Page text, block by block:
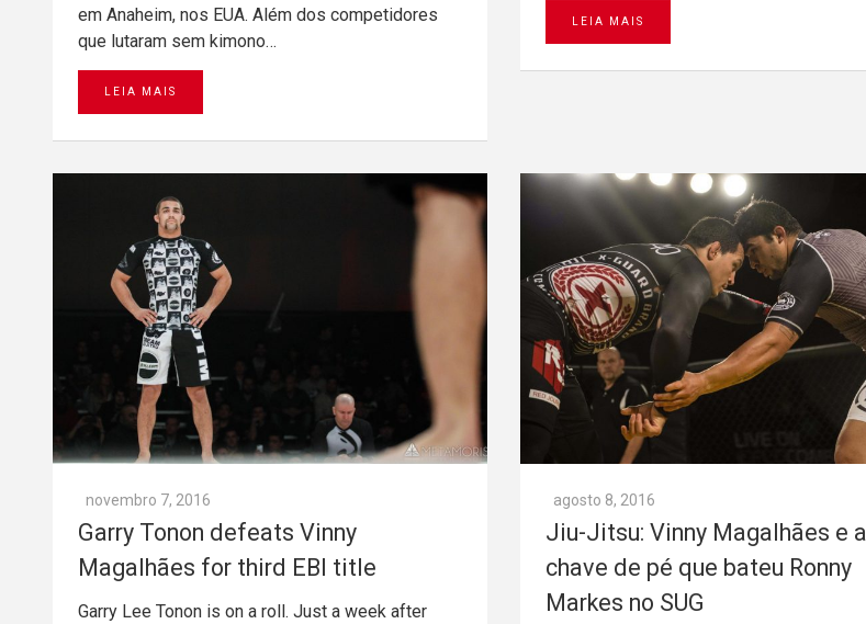
em Anaheim, nos EUA. Além dos competidores
que lutaram sem kimono…
LEIA MAIS
LEIA MAIS
novembro 7, 2016
Garry Tonon defeats Vinny
Magalhães for third EBI title
Garry Lee Tonon is on a roll. Just a week after
agosto 8, 2016
Jiu-Jitsu: Vinny Magalhães e a
chave de pé que bateu Ronny
Markes no SUG